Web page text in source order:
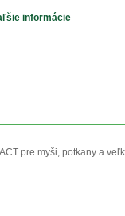
informácie
pre myši, potkany a